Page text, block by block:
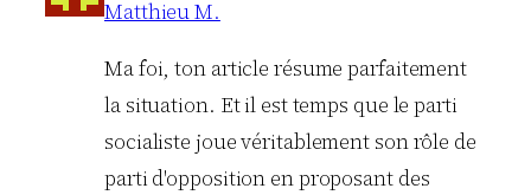
Matthieu M.
Ma foi, ton article résume parfaitement
la situation. Et il est temps que le parti
socialiste joue véritablement son rôle de
parti d'opposition en proposant des